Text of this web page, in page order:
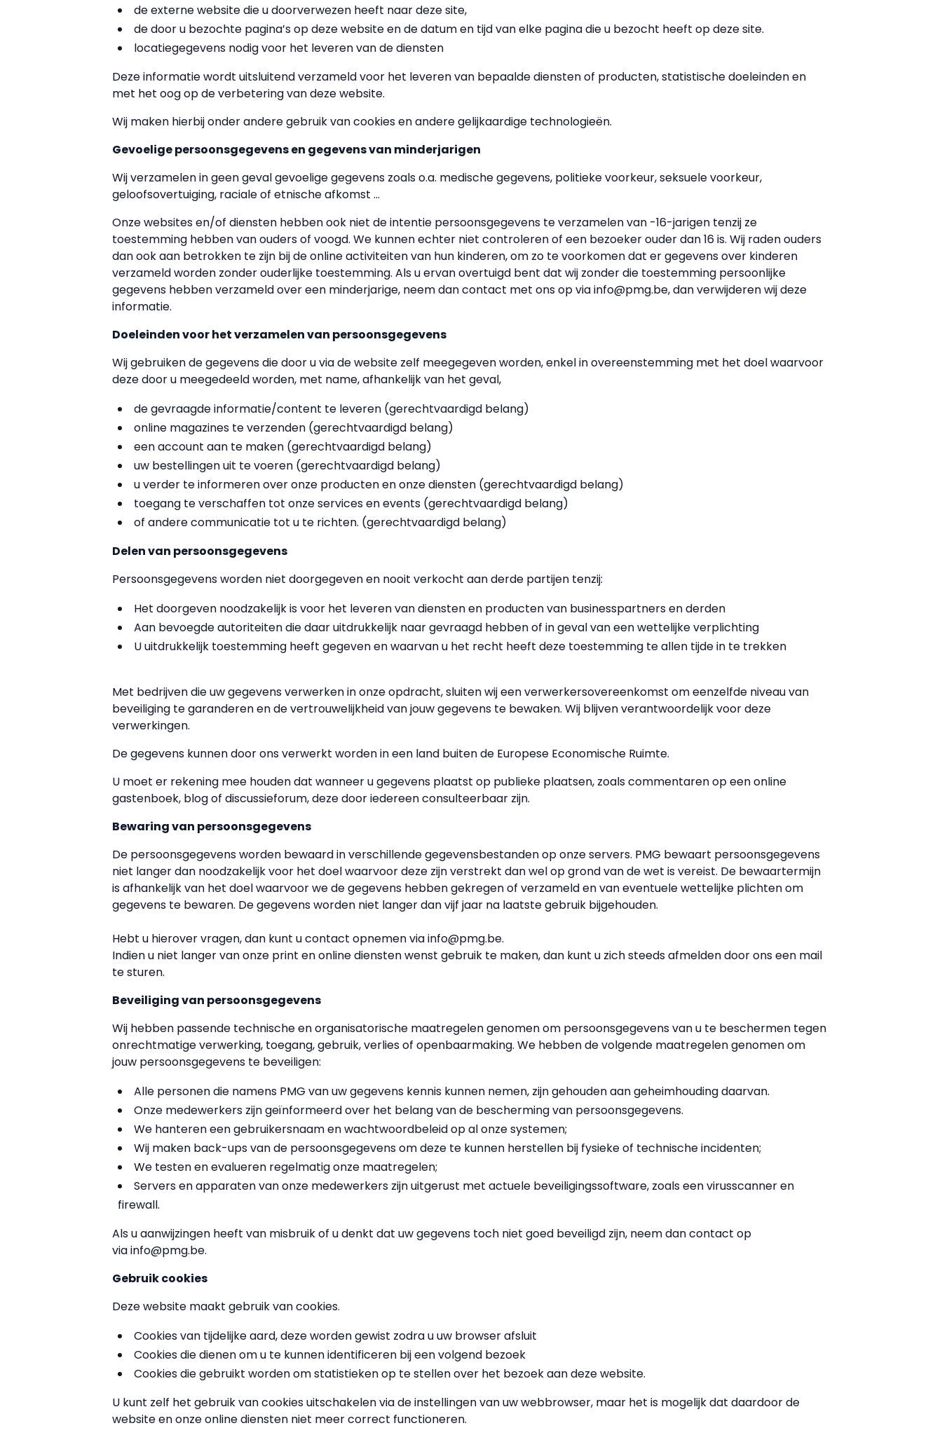
de externe website die u doorverwezen heeft naar deze site,
de door u bezochte pagina’s op deze website en de datum en tijd van elke pagina die u bezocht heeft op deze site.
locatiegegevens nodig voor het leveren van de diensten
Deze informatie wordt uitsluitend verzameld voor het leveren van bepaalde diensten of producten, statistische doeleinden en
met het oog op de verbetering van deze website.
Wij maken hierbij onder andere gebruik van cookies en andere gelijkaardige technologieën.
Gevoelige persoonsgegevens en gegevens van minderjarigen
Wij verzamelen in geen geval gevoelige gegevens zoals o.a. medische gegevens, politieke voorkeur, seksuele voorkeur,
geloofsovertuiging, raciale of etnische afkomst ...
Onze websites en/of diensten hebben ook niet de intentie persoonsgegevens te verzamelen van -16-jarigen tenzij ze
toestemming hebben van ouders of voogd. We kunnen echter niet controleren of een bezoeker ouder dan 16 is. Wij raden ouders
dan ook aan betrokken te zijn bij de online activiteiten van hun kinderen, om zo te voorkomen dat er gegevens over kinderen
verzameld worden zonder ouderlijke toestemming. Als u ervan overtuigd bent dat wij zonder die toestemming persoonlijke
gegevens hebben verzameld over een minderjarige, neem dan contact met ons op via info@pmg.be, dan verwijderen wij deze
informatie.
Doeleinden voor het verzamelen van persoonsgegevens
Wij gebruiken de gegevens die door u via de website zelf meegegeven worden, enkel in overeenstemming met het doel waarvoor
deze door u meegedeeld worden, met name, afhankelijk van het geval,
de gevraagde informatie/content te leveren (gerechtvaardigd belang)
online magazines te verzenden (gerechtvaardigd belang)
een account aan te maken (gerechtvaardigd belang)
uw bestellingen uit te voeren (gerechtvaardigd belang)
u verder te informeren over onze producten en onze diensten (gerechtvaardigd belang)
toegang te verschaffen tot onze services en events (gerechtvaardigd belang)
of andere communicatie tot u te richten. (gerechtvaardigd belang)
Delen van persoonsgegevens
Persoonsgegevens worden niet doorgegeven en nooit verkocht aan derde partijen tenzij:
Het doorgeven noodzakelijk is voor het leveren van diensten en producten van businesspartners en derden
Aan bevoegde autoriteiten die daar uitdrukkelijk naar gevraagd hebben of in geval van een wettelijke verplichting
U uitdrukkelijk toestemming heeft gegeven en waarvan u het recht heeft deze toestemming te allen tijde in te trekken
Met bedrijven die uw gegevens verwerken in onze opdracht, sluiten wij een verwerkersovereenkomst om eenzelfde niveau van
beveiliging te garanderen en de vertrouwelijkheid van jouw gegevens te bewaken. Wij blijven verantwoordelijk voor deze
verwerkingen.
De gegevens kunnen door ons verwerkt worden in een land buiten de Europese Economische Ruimte.
U moet er rekening mee houden dat wanneer u gegevens plaatst op publieke plaatsen, zoals commentaren op een online
gastenboek, blog of discussieforum, deze door iedereen consulteerbaar zijn.
Bewaring van persoonsgegevens
De persoonsgegevens worden bewaard in verschillende gegevensbestanden op onze servers. PMG bewaart persoonsgegevens
niet langer dan noodzakelijk voor het doel waarvoor deze zijn verstrekt dan wel op grond van de wet is vereist. De bewaartermijn
is afhankelijk van het doel waarvoor we de gegevens hebben gekregen of verzameld en van eventuele wettelijke plichten om
gegevens te bewaren. De gegevens worden niet langer dan vijf jaar na laatste gebruik bijgehouden.
Hebt u hierover vragen, dan kunt u contact opnemen via info@pmg.be.
Indien u niet langer van onze print en online diensten wenst gebruik te maken, dan kunt u zich steeds afmelden door ons een mail
te sturen.
Beveiliging van persoonsgegevens
Wij hebben passende technische en organisatorische maatregelen genomen om persoonsgegevens van u te beschermen tegen
onrechtmatige verwerking, toegang, gebruik, verlies of openbaarmaking. We hebben de volgende maatregelen genomen om
jouw persoonsgegevens te beveiligen:
Alle personen die namens PMG van uw gegevens kennis kunnen nemen, zijn gehouden aan geheimhouding daarvan.
Onze medewerkers zijn geïnformeerd over het belang van de bescherming van persoonsgegevens.
We hanteren een gebruikersnaam en wachtwoordbeleid op al onze systemen;
Wij maken back-ups van de persoonsgegevens om deze te kunnen herstellen bij fysieke of technische incidenten;
We testen en evalueren regelmatig onze maatregelen;
Servers en apparaten van onze medewerkers zijn uitgerust met actuele beveiligingssoftware, zoals een virusscanner en
firewall.
Als u aanwijzingen heeft van misbruik of u denkt dat uw gegevens toch niet goed beveiligd zijn, neem dan contact op
via info@pmg.be.
Gebruik cookies
Deze website maakt gebruik van cookies.
Cookies van tijdelijke aard, deze worden gewist zodra u uw browser afsluit
Cookies die dienen om u te kunnen identificeren bij een volgend bezoek
Cookies die gebruikt worden om statistieken op te stellen over het bezoek aan deze website.
U kunt zelf het gebruik van cookies uitschakelen via de instellingen van uw webbrowser, maar het is mogelijk dat daardoor de
website en onze online diensten niet meer correct functioneren.